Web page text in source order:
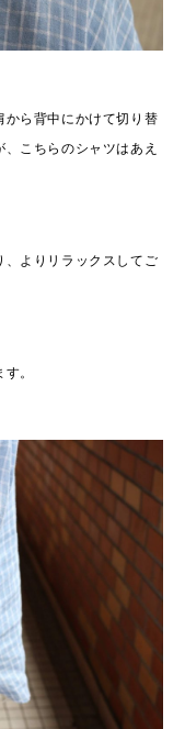
から背中にかけて切り替
こちらのシャツはあえ
、よりリラックスしてご
。